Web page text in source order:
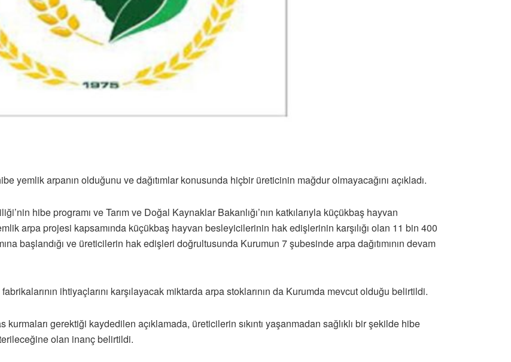
yemlik arpanın olduğunu ve dağıtımlar konusunda hiçbir üreticinin mağdur olmayacağını açıkladı.
hibe programı ve Tarım ve Doğal Kaynaklar Bakanlığı’nın katkılarıyla küçükbaş hayvan
arpa projesi kapsamında küçükbaş hayvan besleyicilerinin hak edişlerinin karşılığı olan 11 bin 400
başlandığı ve üreticilerin hak edişleri doğrultusunda Kurumun 7 şubesinde arpa dağıtımının devam
ihtiyaçlarını karşılayacak miktarda arpa stoklarının da Kurumda mevcut olduğu belirtildi.
gerektiği kaydedilen açıklamada, üreticilerin sıkıntı yaşanmadan sağlıklı bir şekilde hibe
olan inanç belirtildi.